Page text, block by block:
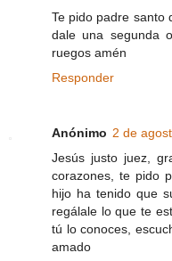
Te pido padre santo
dale una segunda
ruegos amén
Responder
Anónimo 2 de
Jesús justo juez,
corazones, te pido
hijo ha tenido que
regálale lo que te
tú lo conoces,
amado